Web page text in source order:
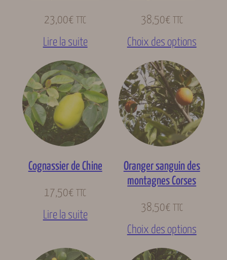
23,00€ TTC
Lire la suite
38,50€ TTC
Choix des options
Cognassier de Chine
17,50€ TTC
Lire la suite
Oranger sanguin des
montagnes Corses
38,50€ TTC
Choix des options